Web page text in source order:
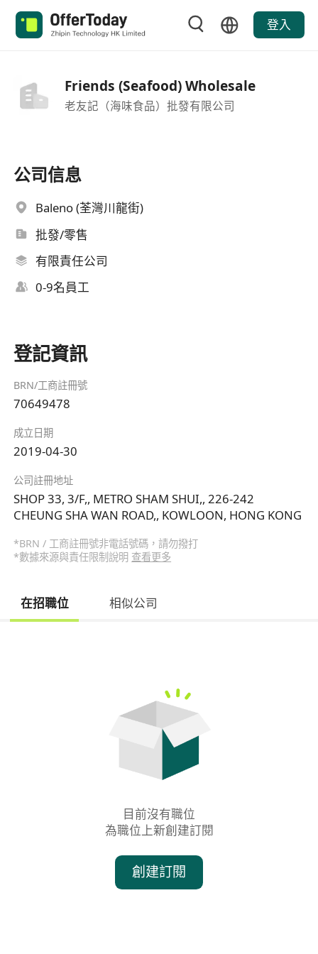
登入
Friends (Seafood) Wholesale
老友記（海味食品）批發有限公司
公司信息
Baleno (荃灣川龍街)
批發/零售
有限責任公司
0-9名員工
登記資訊
BRN/工商註冊號
70649478
成立日期
2019-04-30
公司註冊地址
SHOP 33, 3/F,, METRO SHAM SHUI,, 226-242
CHEUNG SHA WAN ROAD,, KOWLOON, HONG KONG
*BRN / 工商註冊號非電話號碼，請勿撥打
*數據來源與責任限制說明 查看更多
在招職位 相似公司
目前沒有職位
為職位上新創建訂閱
創建訂閱